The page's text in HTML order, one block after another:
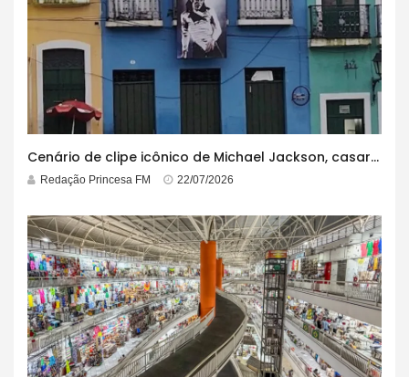
Cenário de clipe icônico de Michael Jackson, casarão azul no centro do Pelourinho enfrenta ordem de desocupação
Redação Princesa FM 22/07/2026